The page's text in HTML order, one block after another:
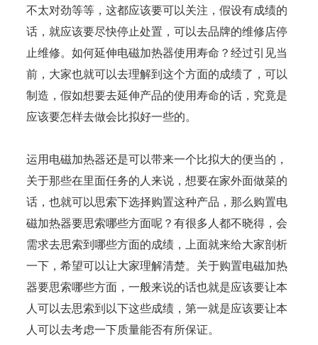
不太对劲等等，这都应该要可以关注，假设有成绩的
话，就应该要尽快停止处置，可以去品牌的维修店停
止维修。如何延伸电磁加热器使用寿命？经过引见当
前，大家也就可以去理解到这个方面的成绩了，可以
制造，假如想要去延伸产品的使用寿命的话，究竟是
应该要怎样去做会比拟好一些的。
运用电磁加热器还是可以带来一个比拟大的便当的，
关于那些在里面任务的人来说，想要在家外面做菜的
话，也就可以思索下选择购置这种产品，那么购置电
磁加热器要思索哪些方面呢？有很多人都不晓得，会
需求去思索到哪些方面的成绩，上面就来给大家剖析
一下，希望可以让大家理解清楚。关于购置电磁加热
器要思索哪些方面，一般来说的话也就是应该要让本
人可以去思索到以下这些成绩，第一就是应该要让本
人可以去考虑一下质量能否有所保证。